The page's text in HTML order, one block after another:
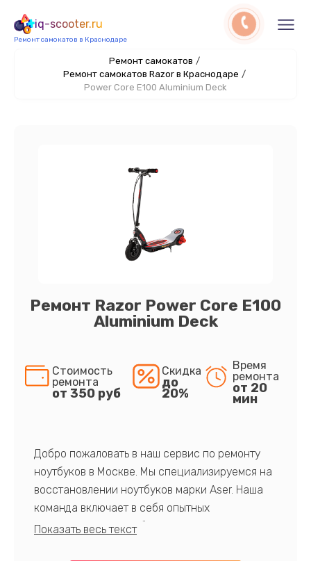
iq-scooter.ru
Ремонт самокатов в Краснодаре
Ремонт самокатов /
Ремонт самокатов Razor в Краснодаре /
Power Core E100 Aluminium Deck
Ремонт Razor Power Core E100
Aluminium Deck
Стоимость
ремонта
от 350 руб
Скидка
до
20%
Время
ремонта
от 20
мин
Добро пожаловать в наш сервис по ремонту
ноутбуков в Москве. Мы специализируемся на
восстановлении ноутбуков марки Aser. Наша
команда включает в себя опытных
профессионалов с обширными знаниями и